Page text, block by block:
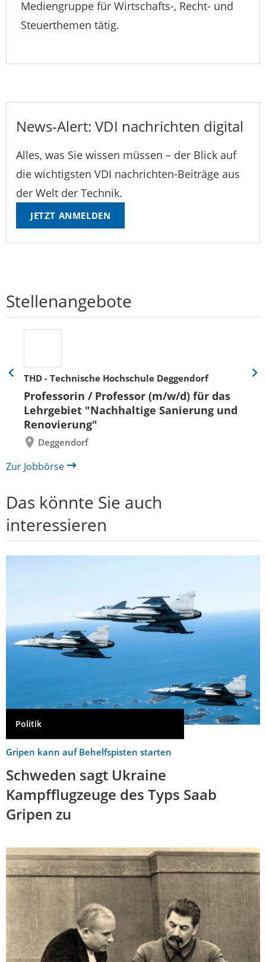
Mediengruppe für Wirtschafts-, Recht- und
Steuerthemen tätig.
News-Alert: VDI nachrichten digital
Alles, was Sie wissen müssen – der Blick auf
die wichtigsten VDI nachrichten-Beiträge aus
der Welt der Technik.
JETZT ANMELDEN
Stellenangebote
THD - Technische Hochschule Deggendorf
Professorin / Professor (m/w/d) für das
Lehrgebiet "Nachhaltige Sanierung und
Renovierung"
Deggendorf
Eine
zurück
Eine
Zur Jobbörse
Das könnte Sie auch
interessieren
Politik
Gripen kann auf Behelfspisten starten
Schweden sagt Ukraine
Kampfflugzeuge des Typs Saab
Gripen zu